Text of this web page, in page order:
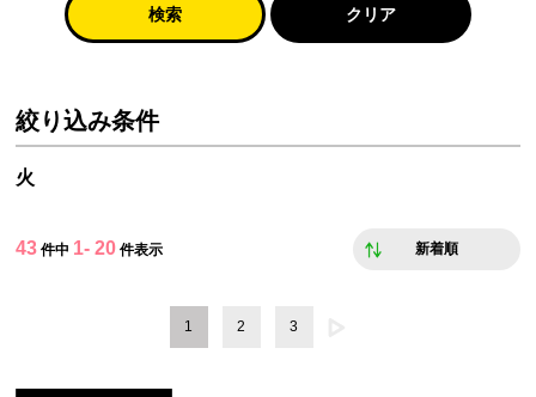
検索 クリア
絞り込み条件
火
43 件中 1- 20 件表示 新着順
1 2 3